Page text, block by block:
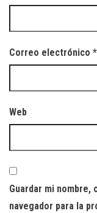
Correo electrónico *
Web
Guardar mi
navegador para la